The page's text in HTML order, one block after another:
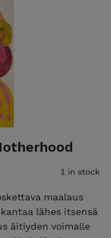
and shipping
from my studio in
1 in stock
maalaus
lähes itsensä
äitiyden voimalle